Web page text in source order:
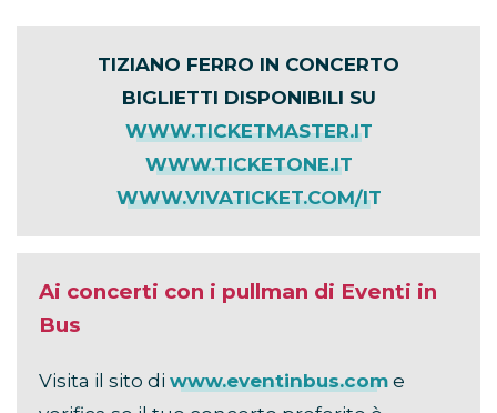
TIZIANO FERRO IN CONCERTO
BIGLIETTI DISPONIBILI SU
WWW.TICKETMASTER.IT
WWW.TICKETONE.IT
WWW.VIVATICKET.COM/IT
Ai concerti con i pullman di Eventi in
Bus
Visita il sito di www.eventinbus.com e